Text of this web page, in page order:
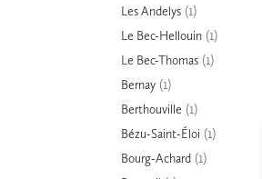
Les Andelys (1)
Le Bec-Hellouin (1)
Le Bec-Thomas (1)
Bernay (1)
Berthouville (1)
Bézu-Saint-Éloi (1)
Bourg-Achard (1)